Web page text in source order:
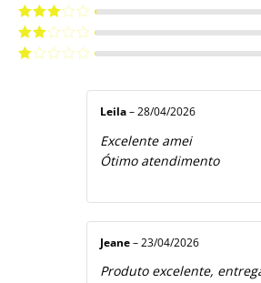
Avaliação
Avaliação
Avaliação
Leila – 28/04/2026
Excelente amei
Ótimo atendimento
Jeane – 23/04/2026
Produto excelente,